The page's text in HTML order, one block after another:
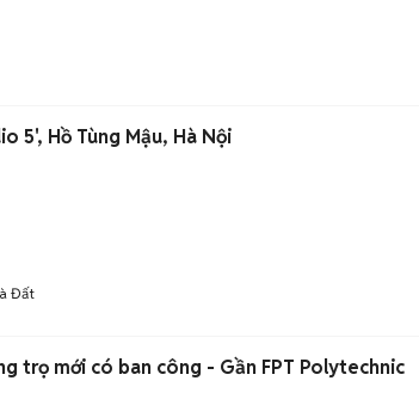
5', Hồ Tùng Mậu, Hà Nội
Đất
trọ mới có ban công - Gần FPT Polytechnic